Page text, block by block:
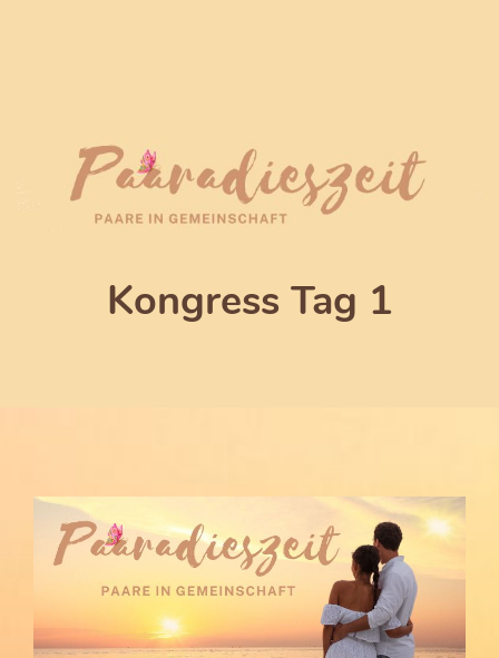
Kongress Tag 1